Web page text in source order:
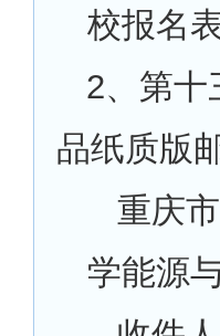
校报名
2、第十
品纸质版
重庆
学能源